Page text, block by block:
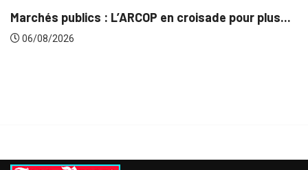
pour plus...
Gestion concertée et durable du